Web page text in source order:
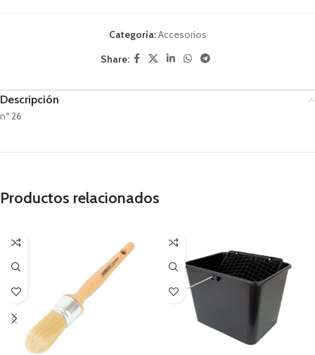
Categoría:Accesorios
Share:
Descripción
nº 26
Productos relacionados